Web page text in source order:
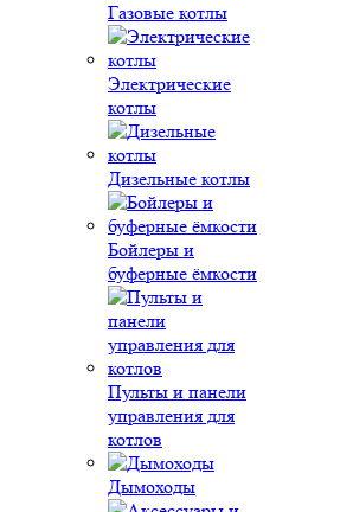
Газовые котлы
Электрические
котлы
Дизельные котлы
Бойлеры и
буферные ёмкости
Пульты и панели
управления для
котлов
Дымоходы